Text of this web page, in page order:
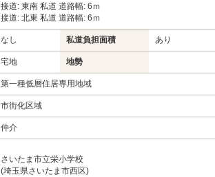
接道: 東南 私道 道路幅: 6ｍ
接道: 北東 私道 道路幅: 6ｍ
なし 私道負担面積 あり
宅地 地勢
第一種低層住居専用地域
市街化区域
仲介
さいたま市立栄小学校
(埼玉県さいたま市西区)